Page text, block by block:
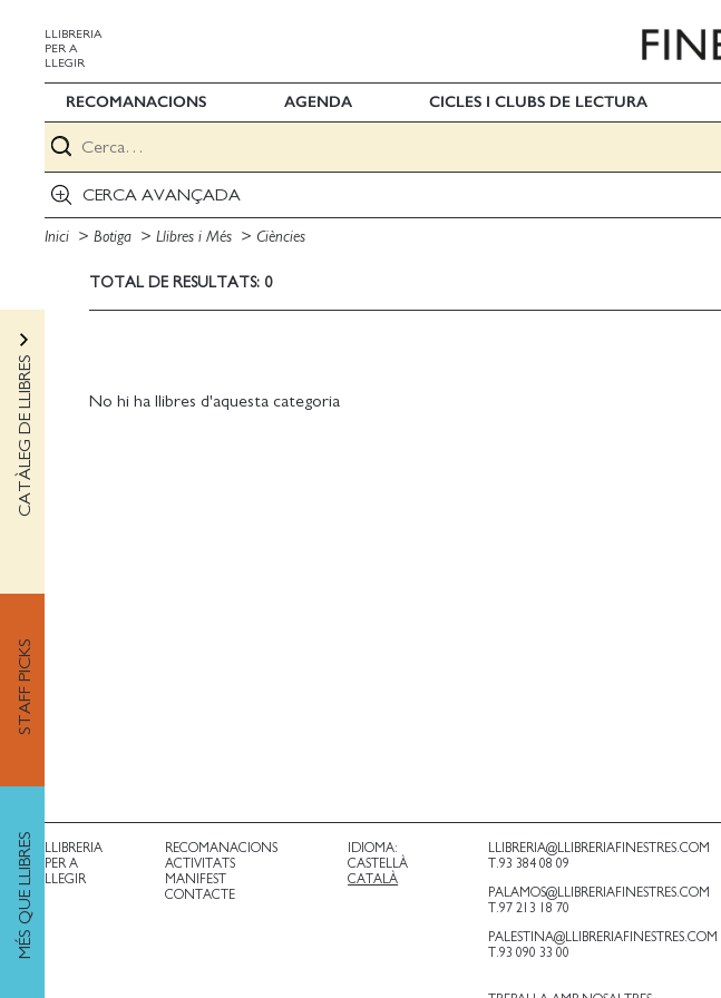
LLIBRERIA
PER A
LLEGIR
RECOMANACIONS AGENDA CICLES I CLUBS DE LECTURA
CERCA AVANÇADA
Inici Botiga Llibres i Més Ciències
TOTAL DE RESULTATS: 0
CATÀLEG DE LLIBRES
STAFF PICKS
MÉS QUE LLIBRES
No hi ha llibres d'aquesta categoria
LLIBRERIA
PER A
LLEGIR
RECOMANACIONS
ACTIVITATS
MANIFEST
CONTACTE
IDIOMA:
CASTELLÀ
CATALÀ
LLIBRERIA@LLIBRERIAFINESTRES.COM
T.93 384 08 09
PALAMOS@LLIBRERIAFINESTRES.COM
T.97 213 18 70
PALESTINA@LLIBRERIAFINESTRES.COM
T.93 090 33 00